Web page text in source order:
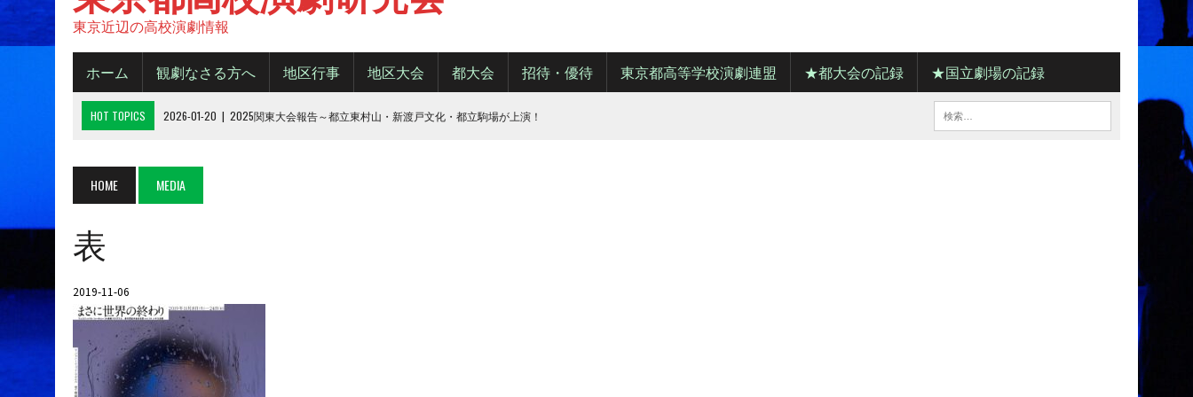
東京近辺の高校演劇情報
ホーム 観劇なさる方へ 地区行事 地区大会 都大会 招待・優待 東京都高等学校演劇連盟 ★都大会の記録 ★国立劇場の記録
HOT TOPICS 2026-01-20 | 2025関東大会報告～都立東村山・新渡戸文化・都立駒場が上演！
2025-10-14 | 2025年 都大会の観劇について
2026-06-15
HOME MEDIA
表
2019-11-06